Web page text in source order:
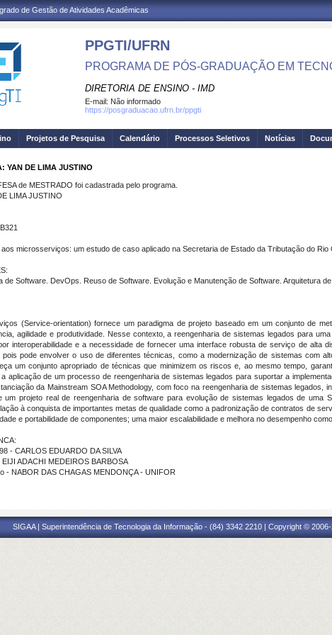
de Gestão de Atividades Acadêmicas
PPGTI/UFRN
PROGRAMA DE PÓS-GRADUAÇÃO EM
DIRETORIA DE ENSINO - IMD
E-mail: Não informado
https://posgraduacao.ufrn.br/ppgti
Projetos de Pesquisa Calendário Processos Seletivos Notícias
YAN DE LIMA JUSTINO
de MESTRADO foi cadastrada pelo programa.
LIMA JUSTINO
aos microsserviços: um estudo de caso aplicado na Secretaria de Estado da Tributação do Rio
de Software. DevOps. Reuso de Software. Evolução e Manutenção de Software. Arquitetura
(Service-orientation) fornece um paradigma de projeto baseado em um conjunto de
agilidade e produtividade. Nesse contexto, a reengenharia de sistemas legados para
interoperabilidade e a necessidade de fornecer uma interface robusta de serviço de alta
pois pode envolver o uso de diferentes técnicas, como a modernização de sistemas com
um conjunto apropriado de técnicas que minimizem os riscos e, ao mesmo tempo,
aplicação de um processo de reengenharia de sistemas legados para suportar a
da Mainstream SOA Methodology, com foco na reengenharia de sistemas
um projeto real de reengenharia de software para evolução de sistemas legados de
à conquista de importantes metas de qualidade como a padronização de contratos de
e portabilidade de componentes; uma maior escalabilidade e melhora no desempenho
- CARLOS EDUARDO DA SILVA
ADACHI MEDEIROS BARBOSA
- NABOR DAS CHAGAS MENDONÇA - UNIFOR
SIGAA | Superintendência de Tecnologia da Informação - (84) 3342 2210 | Copyright ©